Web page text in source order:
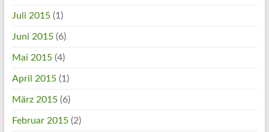
Juli 2015(1)
Juni 2015(6)
Mai 2015(4)
April 2015(1)
März 2015(6)
Februar 2015(2)